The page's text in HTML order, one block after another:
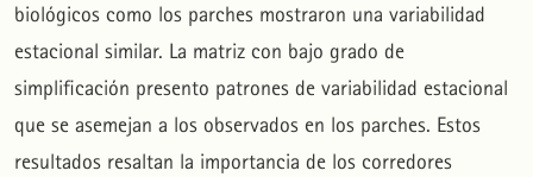
biológicos como los parches mostraron una variabilidad
estacional similar. La matriz con bajo grado de
simplificación presento patrones de variabilidad estacional
que se asemejan a los observados en los parches. Estos
resultados resaltan la importancia de los corredores